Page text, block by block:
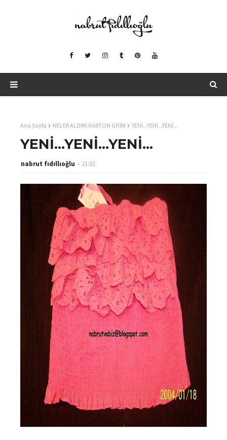
Ana Sayfa NELER ALDIM.KARTON GİYİM YENİ...YENİ...YENİ...
YENİ...YENİ...YENİ...
nabrut fıdıllıoğlu 21:01